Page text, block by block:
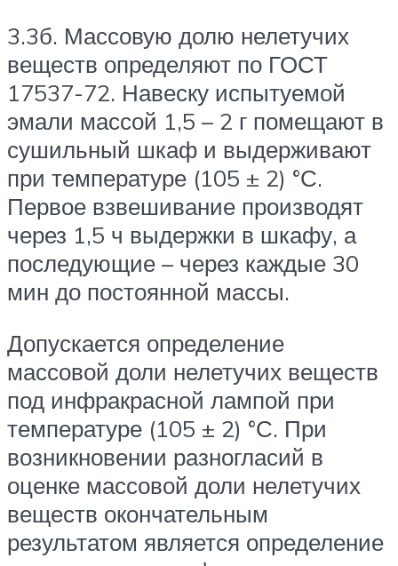
3.3б. Массовую долю нелетучих
веществ определяют по ГОСТ
17537-72. Навеску испытуемой
эмали массой 1,5 – 2 г помещают в
сушильный шкаф и выдерживают
при температуре (105 ± 2) °С.
Первое взвешивание производят
через 1,5 ч выдержки в шкафу, а
последующие – через каждые 30
мин до постоянной массы.
Допускается определение
массовой доли нелетучих веществ
под инфракрасной лампой при
температуре (105 ± 2) °С. При
возникновении разногласий в
оценке массовой доли нелетучих
веществ окончательным
результатом является определение